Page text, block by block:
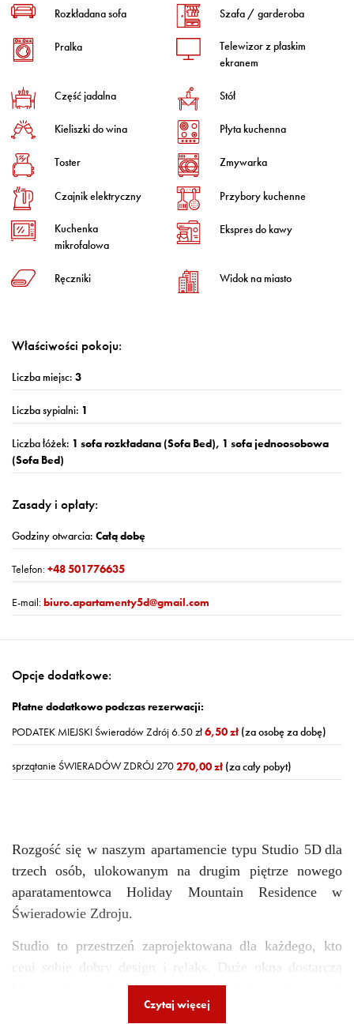
Rozkładana sofa Szafa / garderoba
Pralka
Telewizor z płaskim
ekranem
Część jadalna Stół
Kieliszki do wina Płyta kuchenna
Toster Zmywarka
Czajnik elektryczny Przybory kuchenne
Kuchenka
mikrofalowa
Ekspres do kawy
Ręczniki Widok na miasto
Właściwości pokoju:
Liczba miejsc: 3
Liczba sypialni: 1
Liczba łóżek: 1 sofa rozkładana (Sofa Bed), 1 sofa jednoosobowa
(Sofa Bed)
Zasady i opłaty:
Godziny otwarcia: Całą dobę
Telefon:+48 501776635
E-mail:biuro.apartamenty5d@gmail.com
Opcje dodatkowe:
Płatne dodatkowo podczas rezerwacji:
PODATEK MIEJSKI Świeradów Zdrój 6.50 zł6,50 zł (za osobę za dobę)
sprzątanie ŚWIERADÓW ZDRÓJ 270270,00 zł (za cały pobyt)
Rozgość się w naszym apartamencietypu Studio 5D dla
trzech osób, ulokowanym na drugim piętrze nowego
aparatamentowca Holiday Mountain Residence w
Świeradowie Zdroju.
Studio to przestrzeń zaprojektowana dla każdego, kto
ceni sobie dobry design i relaks. Duże okna dostarczą
mnóstwo dziennego światła. Do W
jest aneks kuchenny z ekspresem do kawy
Czytaj więcej